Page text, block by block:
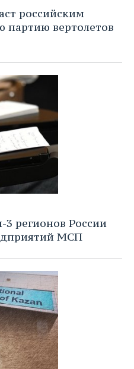
российским
партию вертолетов
3 регионов России
МСП